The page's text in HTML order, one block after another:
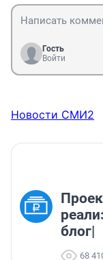
Гость
Войти
Новости СМИ2
блог|
68